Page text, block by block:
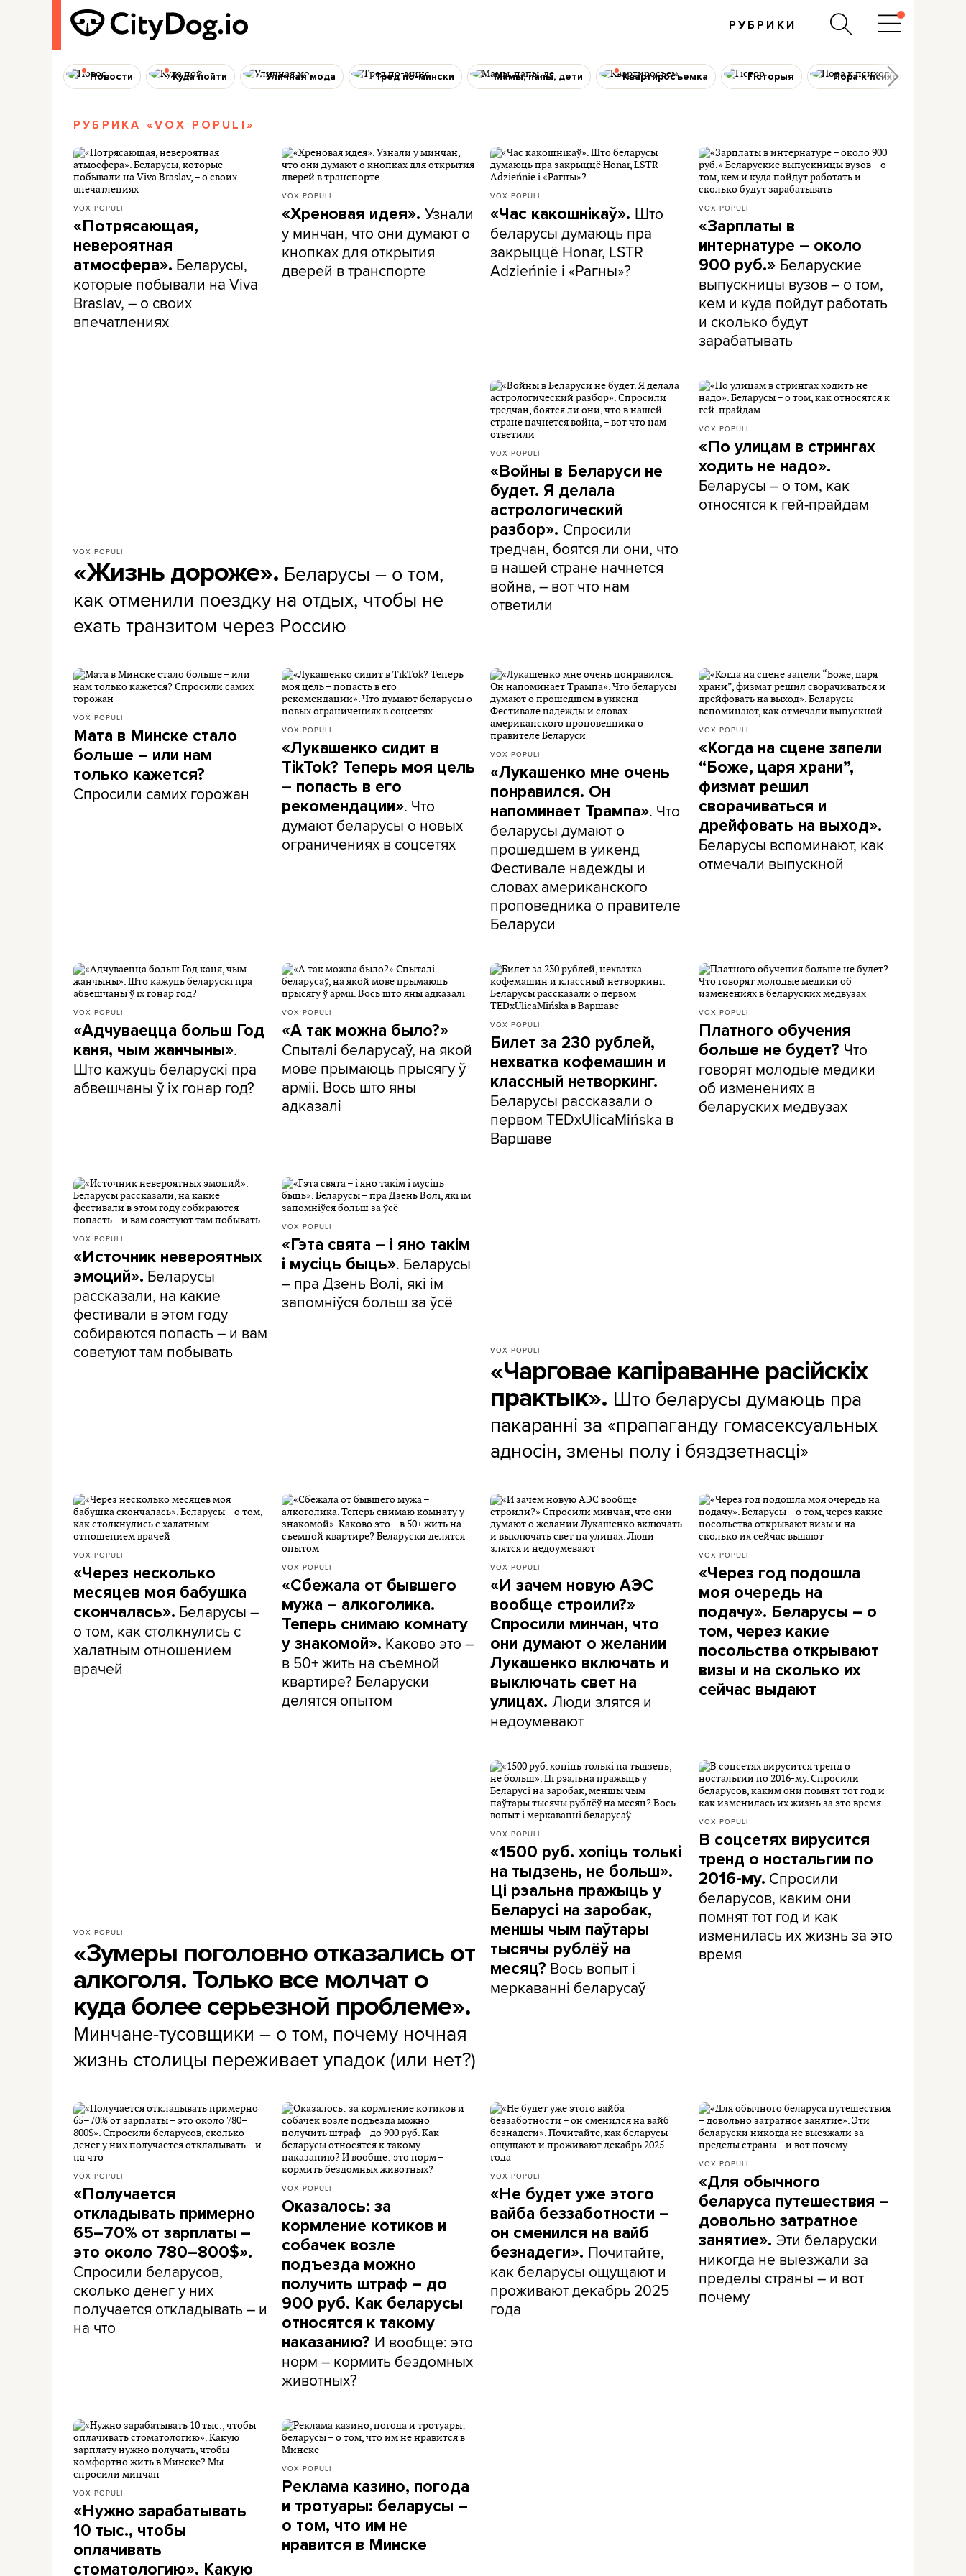
РУБРИКИ
Новости Куда пойти Уличная мода Тред по-мински Мамы, папы, дети Квартиросъемка Гісторыя Пора к психологу
РУБРИКА «VOX POPULI»
VOX POPULI
«Потрясающая,
невероятная
атмосфера». Беларусы,
которые побывали на Viva
Braslav, – о своих
впечатлениях
VOX POPULI
«Хреновая идея». Узнали
у минчан, что они думают о
кнопках для открытия
дверей в транспорте
VOX POPULI
«Час какошнікаў». Што
беларусы думаюць пра
закрыццё Honar, LSTR
Adzieńnie і «Рагны»?
VOX POPULI
«Зарплаты в
интернатуре – около
900 руб.» Беларуские
выпускницы вузов – о том,
кем и куда пойдут работать
и сколько будут
зарабатывать
VOX POPULI
«Жизнь дороже». Беларусы – о том,
как отменили поездку на отдых, чтобы не
ехать транзитом через Россию
VOX POPULI
«Войны в Беларуси не
будет. Я делала
астрологический
разбор». Спросили
тредчан, боятся ли они, что
в нашей стране начнется
война, – вот что нам
ответили
VOX POPULI
«По улицам в стрингах
ходить не надо».
Беларусы – о том, как
относятся к гей-прайдам
VOX POPULI
Мата в Минске стало
больше – или нам
только кажется?
Спросили самих горожан
VOX POPULI
«Лукашенко сидит в
TikTok? Теперь моя цель
– попасть в его
рекомендации». Что
думают беларусы о новых
ограничениях в соцсетях
VOX POPULI
«Лукашенко мне очень
понравился. Он
напоминает Трампа». Что
беларусы думают о
прошедшем в уикенд
Фестивале надежды и
словах американского
проповедника о правителе
Беларуси
VOX POPULI
«Когда на сцене запели
“Боже, царя храни”,
физмат решил
сворачиваться и
дрейфовать на выход».
Беларусы вспоминают, как
отмечали выпускной
VOX POPULI
«Адчуваецца больш Год
каня, чым жанчыны».
Што кажуць беларускі пра
абвешчаны ў іх гонар год?
VOX POPULI
«А так можна было?»
Спыталі беларусаў, на якой
мове прымаюць прысягу ў
арміі. Вось што яны
адказалі
VOX POPULI
Билет за 230 рублей,
нехватка кофемашин и
классный нетворкинг.
Беларусы рассказали о
первом TEDxUlicaMińska в
Варшаве
VOX POPULI
Платного обучения
больше не будет? Что
говорят молодые медики
об изменениях в
беларуских медвузах
VOX POPULI
«Источник невероятных
эмоций». Беларусы
рассказали, на какие
фестивали в этом году
собираются попасть – и вам
советуют там побывать
VOX POPULI
«Гэта свята – і яно такім
і мусіць быць». Беларусы
– пра Дзень Волі, які ім
запомніўся больш за ўсё
VOX POPULI
«Чарговае капіраванне расійскіх
практык». Што беларусы думаюць пра
пакаранні за «прапаганду гомасексуальных
адносін, змены полу і бяздзетнасці»
VOX POPULI
«Через несколько
месяцев моя бабушка
скончалась». Беларусы –
о том, как столкнулись с
халатным отношением
врачей
VOX POPULI
«Сбежала от бывшего
мужа – алкоголика.
Теперь снимаю комнату
у знакомой». Каково это –
в 50+ жить на съемной
квартире? Беларуски
делятся опытом
VOX POPULI
«И зачем новую АЭС
вообще строили?»
Спросили минчан, что
они думают о желании
Лукашенко включать и
выключать свет на
улицах. Люди злятся и
недоумевают
VOX POPULI
«Через год подошла
моя очередь на
подачу». Беларусы – о
том, через какие
посольства открывают
визы и на сколько их
сейчас выдают
VOX POPULI
«Зумеры поголовно отказались от
алкоголя. Только все молчат о
куда более серьезной проблеме».
Минчане-тусовщики – о том, почему ночная
жизнь столицы переживает упадок (или нет?)
VOX POPULI
«1500 руб. хопіць толькі
на тыдзень, не больш».
Ці рэальна пражыць у
Беларусі на заробак,
меншы чым паўтары
тысячы рублёў на
месяц? Вось вопыт і
меркаванні беларусаў
VOX POPULI
В соцсетях вирусится
тренд о ностальгии по
2016-му. Спросили
беларусов, каким они
помнят тот год и как
изменилась их жизнь за это
время
VOX POPULI
«Получается
откладывать примерно
65–70% от зарплаты –
это около 780–800$».
Спросили беларусов,
сколько денег у них
получается откладывать – и
на что
VOX POPULI
Оказалось: за
кормление котиков и
собачек возле
подъезда можно
получить штраф – до
900 руб. Как беларусы
относятся к такому
наказанию? И вообще: это
норм – кормить бездомных
животных?
VOX POPULI
«Не будет уже этого
вайба беззаботности –
он сменился на вайб
безнадеги». Почитайте,
как беларусы ощущают и
проживают декабрь 2025
года
VOX POPULI
«Для обычного
беларуса путешествия –
довольно затратное
занятие». Эти беларуски
никогда не выезжали за
пределы страны – и вот
почему
VOX POPULI
«Нужно зарабатывать
10 тыс., чтобы
оплачивать
стоматологию». Какую
VOX POPULI
Реклама казино, погода
и тротуары: беларусы –
о том, что им не
нравится в Минске